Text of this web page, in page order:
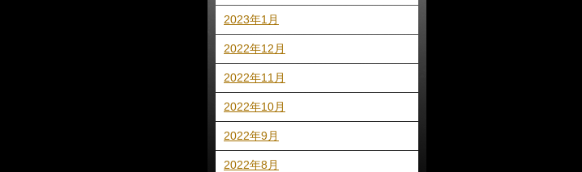
2023年1月
2022年12月
2022年11月
2022年10月
2022年9月
2022年8月